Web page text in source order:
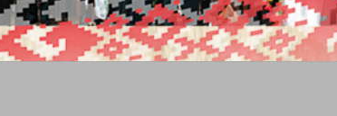
CONTENT